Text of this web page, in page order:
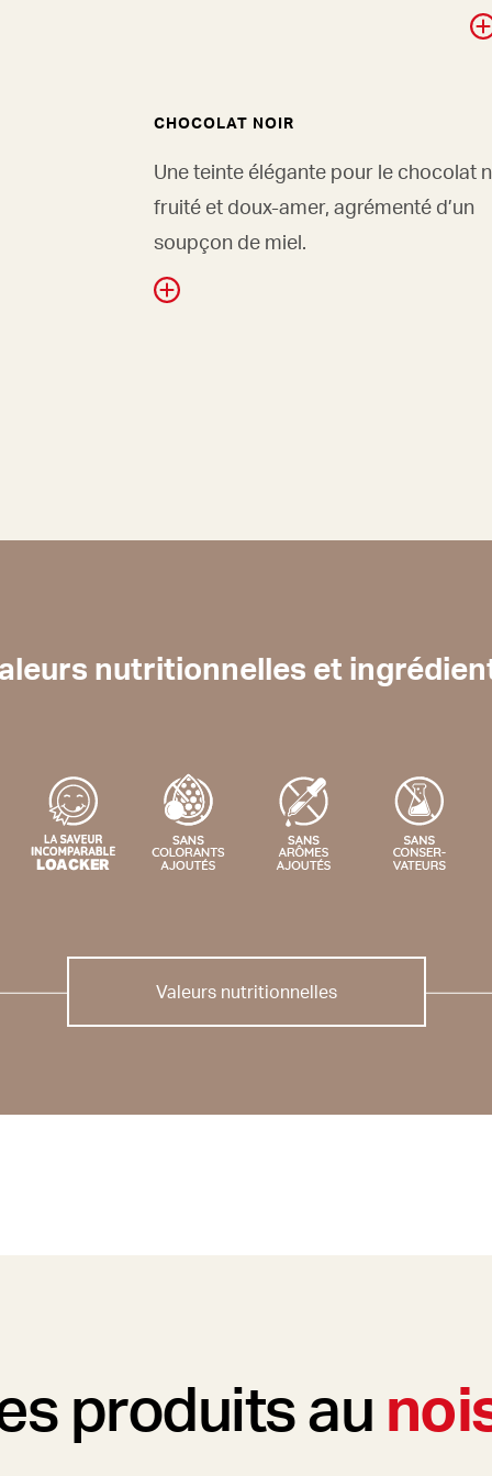
CHOCOLAT NOIR
Une teinte élégante pour le chocolat
fruité et doux-amer, agrémenté d’un
soupçon de miel.
nutritionnelles et
Valeurs nutritionnelles
produits au